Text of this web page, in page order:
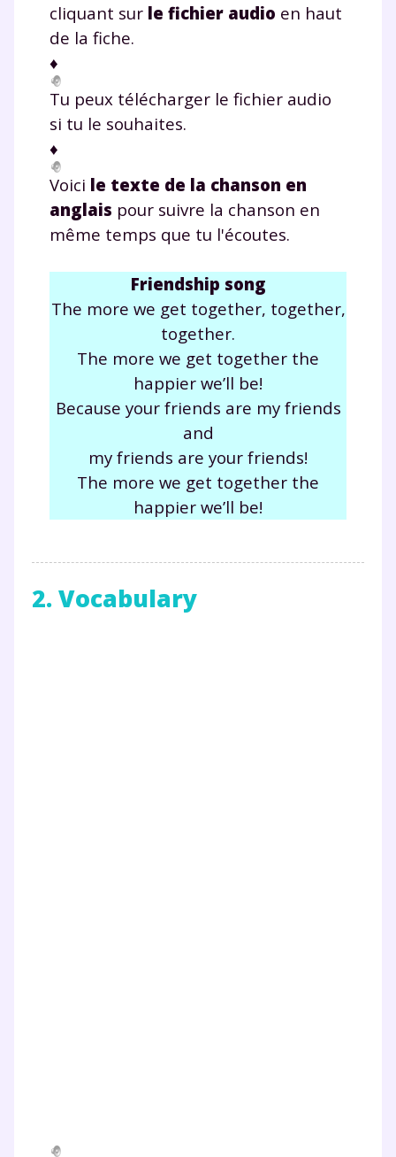
cliquant sur le fichier audio en haut
de la fiche.
♦
Tu peux télécharger le fichier audio
si tu le souhaites.
♦
Voici le texte de la chanson en
anglais pour suivre la chanson en
même temps que tu l'écoutes.
Friendship song
The more we get together, together,
together.
The more we get together the
happier we’ll be!
Because your friends are my friends
and
my friends are your friends!
The more we get together the
happier we’ll be!
2. Vocabulary